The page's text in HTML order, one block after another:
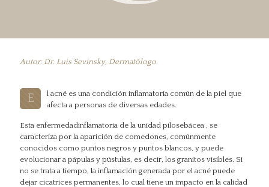
Autor: Dr. Luis Sevinsky, Dermatólogo
E
l acné es una condición inflamatoria común de la piel que
afecta a personas de diversas edades.
Esta enfermedadinflamatoria de la unidad pilosebácea , se
caracteriza por la aparición de comedones, comúnmente
conocidos como puntos negros y puntos blancos, y puede
evolucionar a pápulas y pústulas, es decir, los granitos visibles. Si
no se trata a tiempo, la inflamación generada por el acné puede
dejar cicatrices permanentes, lo cual tiene un impacto en la calidad